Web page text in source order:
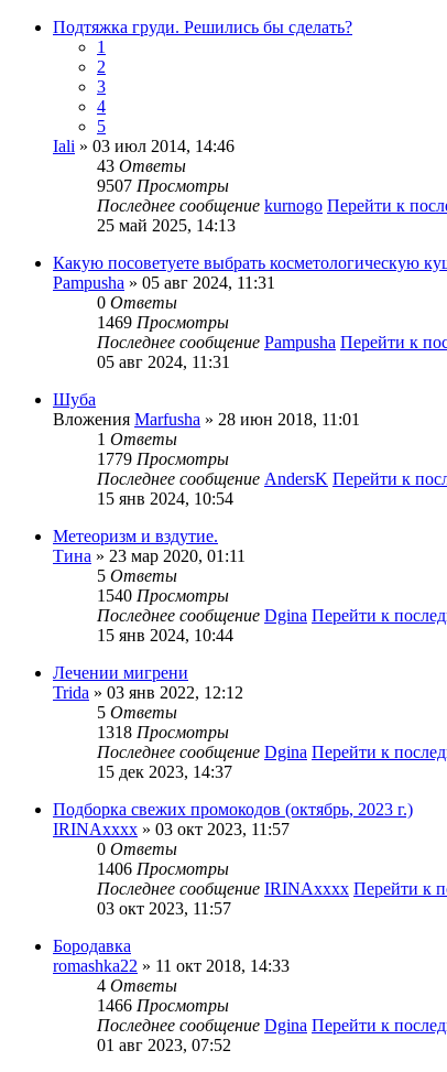
Подтяжка груди. Решились бы сделать?
1
2
3
4
5
Iali » 03 июл 2014, 14:46
43 Ответы
9507 Просмотры
Последнее сообщение kurnogo Перейти к
25 май 2025, 14:13
Какую посоветуете выбрать косметологическую
Pampusha » 05 авг 2024, 11:31
0 Ответы
1469 Просмотры
Последнее сообщение Pampusha Перейти к
05 авг 2024, 11:31
Шуба
Вложения Marfusha » 28 июн 2018, 11:01
1 Ответы
1779 Просмотры
Последнее сообщение AndersK Перейти к
15 янв 2024, 10:54
Метеоризм и вздутие.
Тина » 23 мар 2020, 01:11
5 Ответы
1540 Просмотры
Последнее сообщение Dgina Перейти к
15 янв 2024, 10:44
Лечении мигрени
Trida » 03 янв 2022, 12:12
5 Ответы
1318 Просмотры
Последнее сообщение Dgina Перейти к
15 дек 2023, 14:37
Подборка свежих промокодов (октябрь, 2023 г.)
IRINAxxxx » 03 окт 2023, 11:57
0 Ответы
1406 Просмотры
Последнее сообщение IRINAxxxx Перейти к
03 окт 2023, 11:57
Бородавка
romashka22 » 11 окт 2018, 14:33
4 Ответы
1466 Просмотры
Последнее сообщение Dgina Перейти к
01 авг 2023, 07:52